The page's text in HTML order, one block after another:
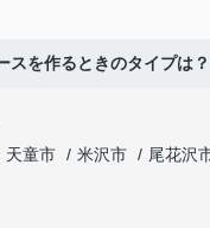
スを作るときのタイプは
天童市 米沢市 尾花沢